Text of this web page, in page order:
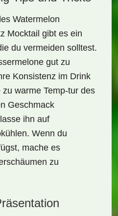
Watermelon
Mocktail gibt es ein
du vermeiden solltest.
gut zu
Konsistenz im Drink
warme Temp-tur des
Geschmack
ihn auf
Wenn du
mache es
zu